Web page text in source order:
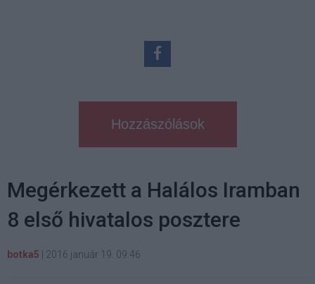
Hozzászólások
Megérkezett a Halálos Iramban
8 első hivatalos posztere
botka5 2016 január 19. 09:46